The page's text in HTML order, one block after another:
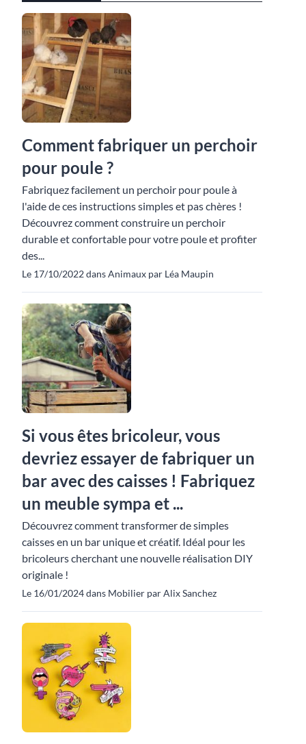
Comment fabriquer un perchoir
pour poule ?
Fabriquez facilement un perchoir pour poule à
l'aide de ces instructions simples et pas chères !
Découvrez comment construire un perchoir
durable et confortable pour votre poule et profiter
des...
Le 17/10/2022 dans Animaux par Léa Maupin
Si vous êtes bricoleur, vous
devriez essayer de fabriquer un
bar avec des caisses ! Fabriquez
un meuble sympa et ...
Découvrez comment transformer de simples
caisses en un bar unique et créatif. Idéal pour les
bricoleurs cherchant une nouvelle réalisation DIY
originale !
Le 16/01/2024 dans Mobilier par Alix Sanchez